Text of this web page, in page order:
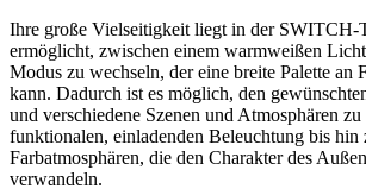
Ihre große Vielseitigkeit liegt in der SWITCH-
ermöglicht, zwischen einem warmweißen
Modus zu wechseln, der eine breite Palette an
kann. Dadurch ist es möglich, den
und verschiedene Szenen und Atmosphären
funktionalen, einladenden Beleuchtung bis hin
Farbatmosphären, die den Charakter des
verwandeln.